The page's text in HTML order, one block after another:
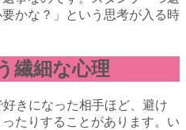
かな？」という思考が入る時
繊細な心理
きになった相手ほど、避け
たりすることがあります。い